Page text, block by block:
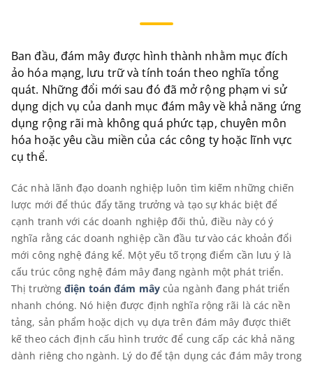
Ban đầu, đám mây được hình thành nhằm mục đích
ảo hóa mạng, lưu trữ và tính toán theo nghĩa tổng
quát. Những đổi mới sau đó đã mở rộng phạm vi sử
dụng dịch vụ của danh mục đám mây về khả năng ứng
dụng rộng rãi mà không quá phức tạp, chuyên môn
hóa hoặc yêu cầu miền của các công ty hoặc lĩnh vực
cụ thể.
Các nhà lãnh đạo doanh nghiệp luôn tìm kiếm những chiến
lược mới để thúc đẩy tăng trưởng và tạo sự khác biệt để
cạnh tranh với các doanh nghiệp đối thủ, điều này có ý
nghĩa rằng các doanh nghiệp cần đầu tư vào các khoản đổi
mới công nghệ đáng kể. Một yếu tố trọng điểm cần lưu ý là
cấu trúc công nghệ đám mây đang ngành một phát triển.
Thị trườngđiện toán đám mâycủa ngành đang phát triển
nhanh chóng. Nó hiện được định nghĩa rộng rãi là các nền
tảng, sản phẩm hoặc dịch vụ dựa trên đám mây được thiết
kế theo cách định cấu hình trước để cung cấp các khả năng
dành riêng cho ngành. Lý do để tận dụng các đám mây trong